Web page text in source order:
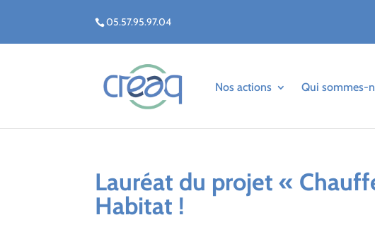
05.57.95.97.04
Nos actions Qui sommes-
Lauréat du projet «
Habitat !